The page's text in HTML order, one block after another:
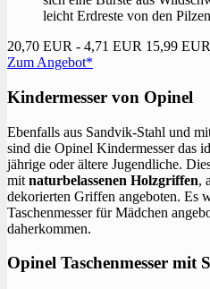
leicht Erdreste von den
20,70 EUR - 4,71 EUR 15,99 EUR
Zum Angebot*
Kindermesser von Opinel
Ebenfalls aus Sandvik-Stahl und
sind die Opinel Kindermesser das
jährige oder ältere Jugendliche.
mit naturbelassenen Holzgriffen,
dekorierten Griffen angeboten. Es
Taschenmesser für Mädchen
daherkommen.
Opinel Taschenmesser mit